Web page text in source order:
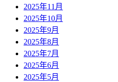
2025年11月
2025年10月
2025年9月
2025年8月
2025年7月
2025年6月
2025年5月